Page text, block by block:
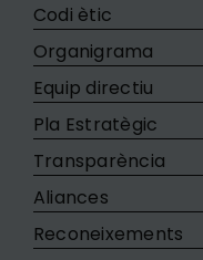
Codi ètic
Organigrama
Equip directiu
Pla Estratègic
Transparència
Aliances
Reconeixements